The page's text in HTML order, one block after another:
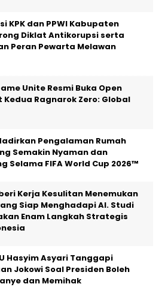
KPK dan PPWI Kabupaten
Diklat Antikorupsi serta
Peran Pewarta Melawan
Unite Resmi Buka Open
Kedua Ragnarok Zero: Global
Pengalaman Rumah
Semakin Nyaman dan
Selama FIFA World Cup 2026™
Kerja Kesulitan Menemukan
Siap Menghadapi AI. Studi
Enam Langkah Strategis
Hasyim Asyari Tanggapi
Jokowi Soal Presiden Boleh
dan Memihak